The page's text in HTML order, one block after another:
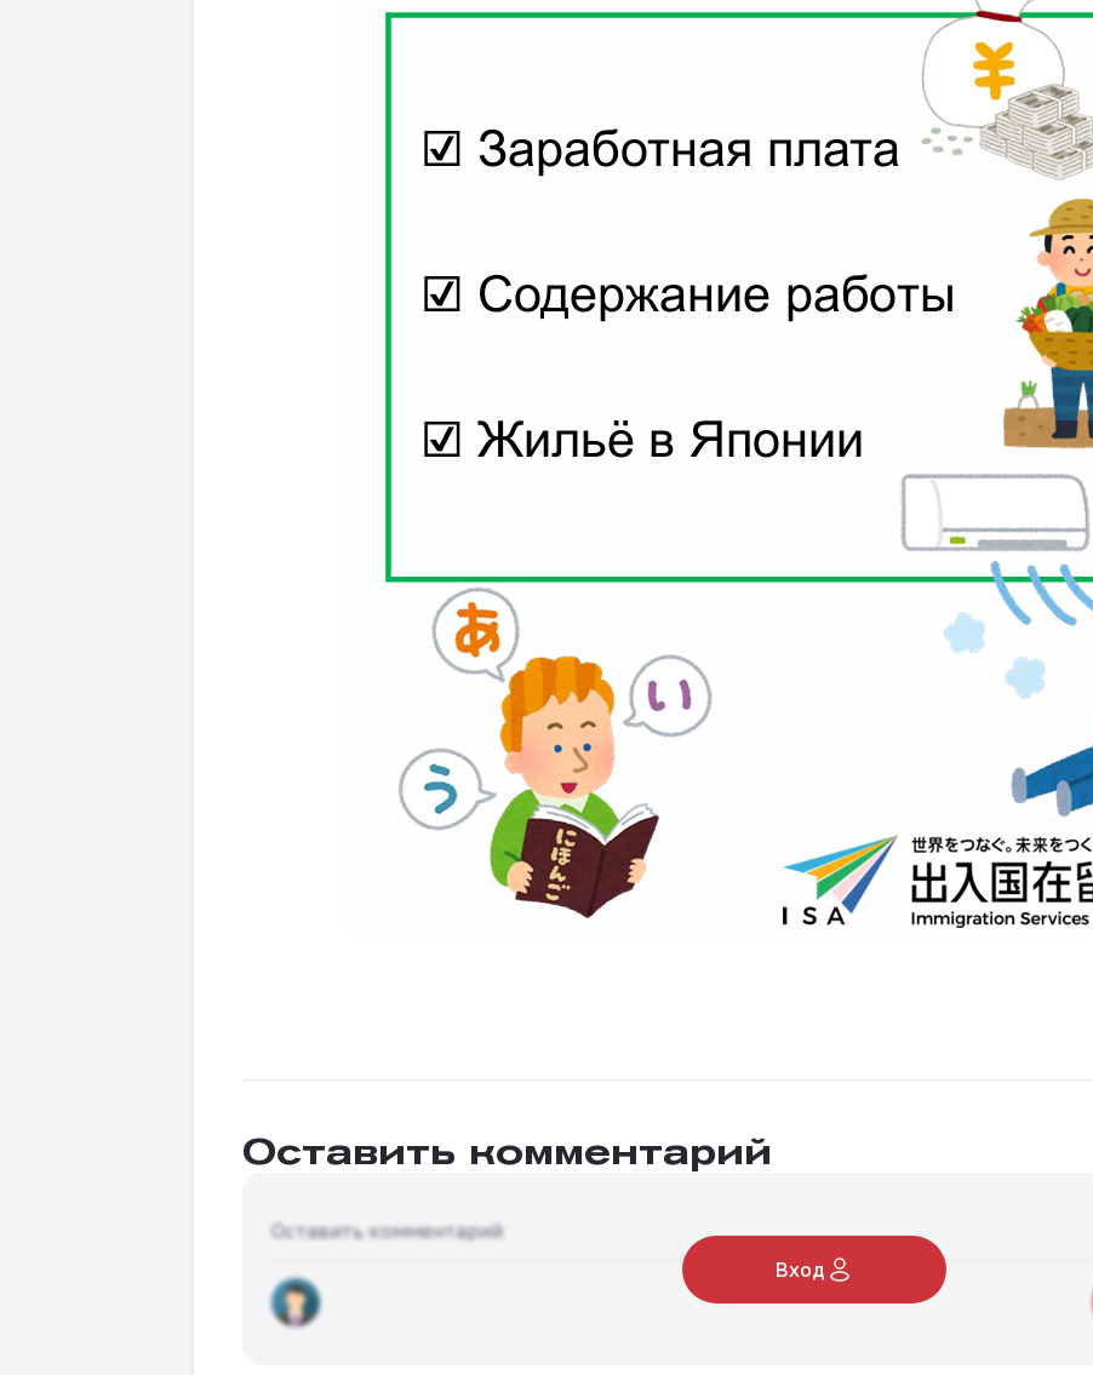
Оставить комментарий
Оставить комментарий
Вход